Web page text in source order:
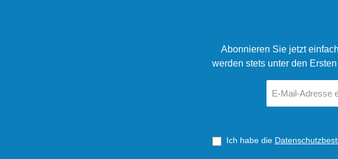
Abonnieren Sie jetzt
werden stets unter den
Mail-
Ich habe die